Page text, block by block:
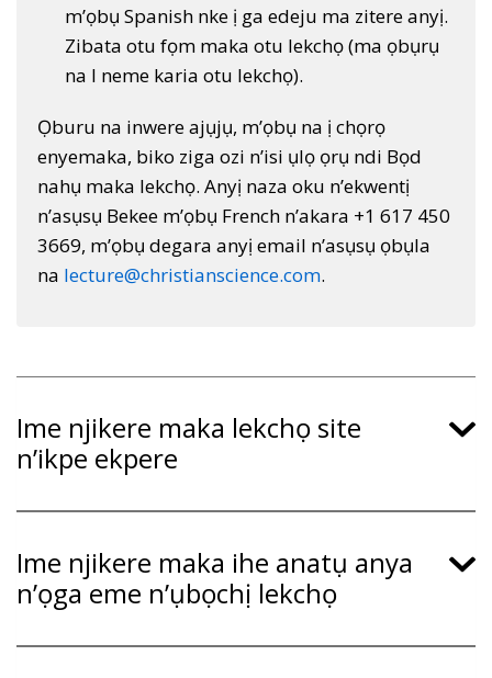
m’ọbụ Spanish nke ị ga edeju ma zitere anyị.
Zibata otu fọm maka otu lekchọ (ma ọbụrụ
na I neme karia otu lekchọ).
Ọburu na inwere ajụjụ, m’ọbụ na ị chọrọ
enyemaka, biko ziga ozi n’isi ụlọ ọrụ ndi Bọd
nahụ maka lekchọ. Anyị naza oku n’ekwentị
n’asụsụ Bekee m’ọbụ French n’akara +1 617 450
3669, m’ọbụ degara anyị email n’asụsụ ọbụla
na lecture@christianscience.com.
Ime njikere maka lekchọ site
n’ikpe ekpere
Ime njikere maka ihe anatụ anya
n’ọga eme n’ụbọchị lekchọ